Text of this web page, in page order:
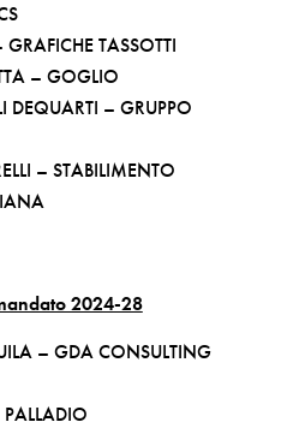
TASSOTTI
– GOGLIO
DEQUARTI – GRUPPO
– STABILIMENTO
2024-28
– GDA CONSULTING